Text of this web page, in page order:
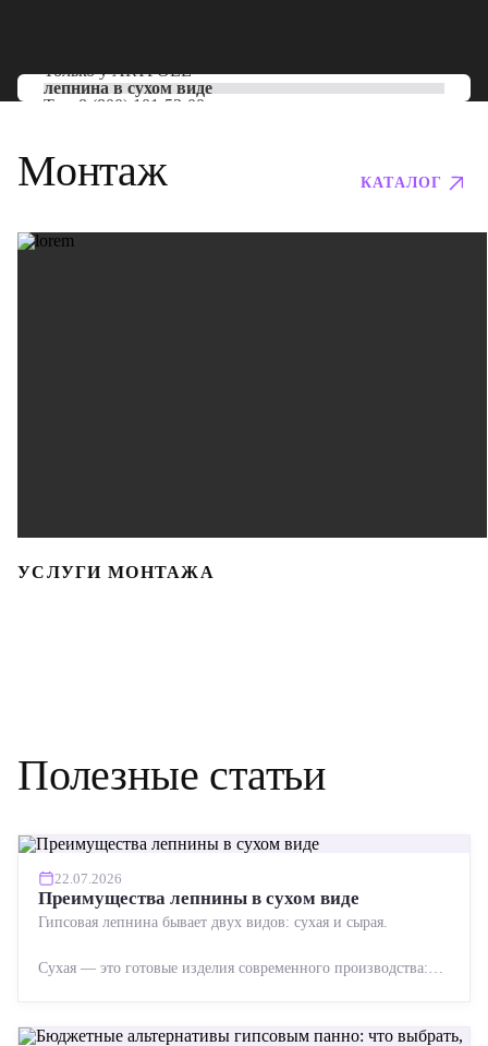
Только уARTPOLE
лепнина в сухом виде
Тел: 8 (800) 101-53-00
Монтаж КАТАЛОГ
УСЛУГИ МОНТАЖА
Полезные статьи
22.07.2026
Преимущества лепнины в сухом виде
Гипсовая лепнина бывает двух видов: сухая и сырая.
Сухая — это готовые изделия современного производства: